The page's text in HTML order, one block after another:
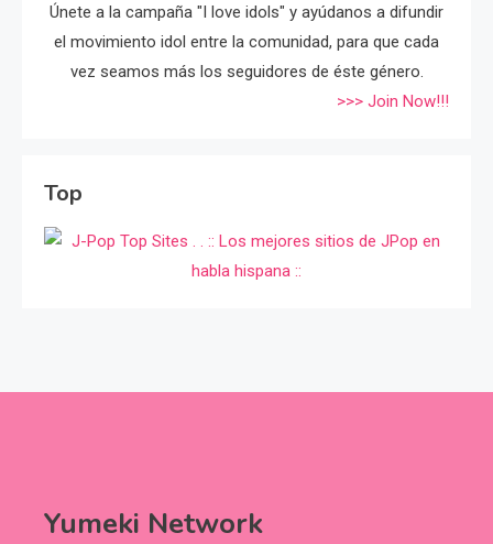
Únete a la campaña "I love idols" y ayúdanos a difundir
el movimiento idol entre la comunidad, para que cada
vez seamos más los seguidores de éste género.
>>> Join Now!!!
Top
Yumeki Network